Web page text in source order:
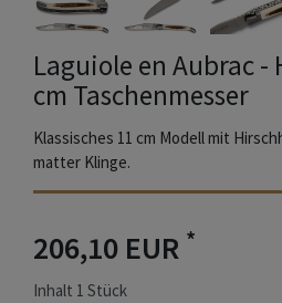
Laguiole en Aubrac -
cm Taschenmesser
Klassisches 11 cm Modell mit
matter Klinge.
206,10 EUR *
Inhalt 1 Stück